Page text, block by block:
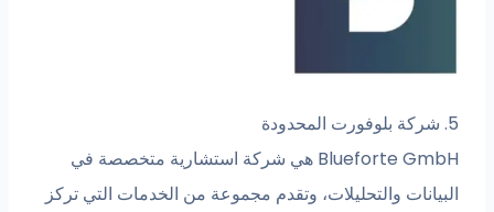
Blueforte GmbH هي شركة استشارية متخصصة في
والتحليلات، وتقدم مجموعة من الخدمات التي تركز